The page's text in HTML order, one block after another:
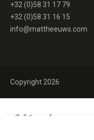
+32 (0)58 31 17 79
+32 (0)58 31 16 15
info@mattheeuws.com
Copyright 2026